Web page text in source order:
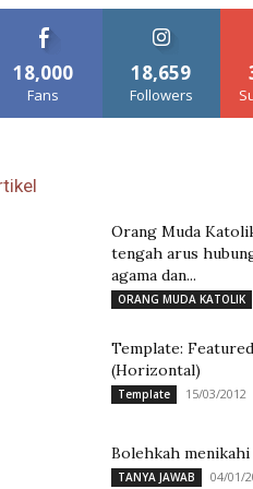
18,000
Fans
18,659
Followers
Orang Muda
tengah arus
agama dan...
ORANG MUDA KATOLIK
Template:
(Horizontal)
Template 15/03/2012
Bolehkah menikahi
TANYA JAWAB 04/01/